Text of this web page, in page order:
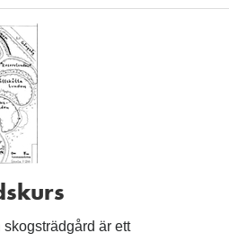
skogsträdgård är ett